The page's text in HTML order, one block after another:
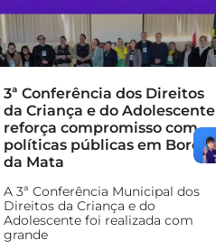
3ª Conferência dos Direitos
da Criança e do Adolescente
reforça compromisso com
políticas públicas em Borda
da Mata
A 3ª Conferência Municipal dos
Direitos da Criança e do
Adolescente foi realizada com
grande